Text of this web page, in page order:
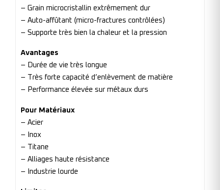
– Grain microcristallin extrêmement dur
– Auto-affûtant (micro-fractures contrôlées)
– Supporte très bien la chaleur et la pression
Avantages
– Durée de vie très longue
– Très forte capacité d’enlèvement de matière
– Performance élevée sur métaux durs
Pour Matériaux
– Acier
– Inox
– Titane
– Alliages haute résistance
– Industrie lourde